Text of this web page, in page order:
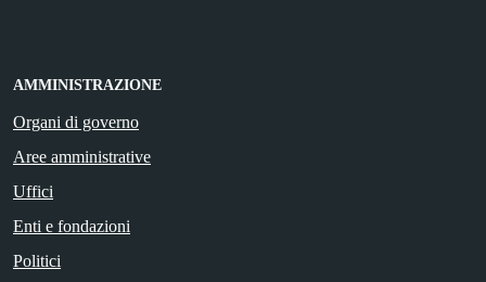
AMMINISTRAZIONE
Organi di governo
Aree amministrative
Uffici
Enti e fondazioni
Politici